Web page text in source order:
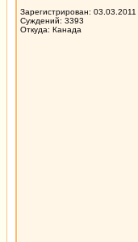
Зарегистрирован: 03.03.2011
Суждений: 3393
Откуда: Канада